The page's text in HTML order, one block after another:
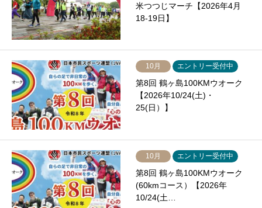
米つつじマーチ【2026年4月
18-19日】
10月 エントリー受付中
第8回 鶴ヶ島100KMウオーク
【2026年10/24(土)・
25(日）】
10月 エントリー受付中
第8回 鶴ヶ島100KMウオーク
(60kmコース）【2026年
10/24(土…